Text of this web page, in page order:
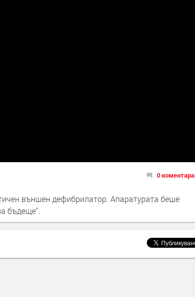
0 коментара
външен дефибрилатор. Апаратурата беше
бъдеще“.